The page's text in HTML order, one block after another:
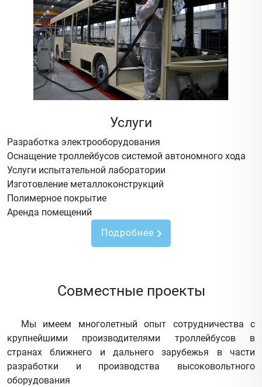
Услуги
Разработка электрооборудования
Оснащение троллейбусов системой автономного хода
Услуги испытательной лаборатории
Изготовление металлоконструкций
Полимерное покрытие
Аренда помещений
Подробнее
Совместные проекты
Мы имеем многолетный опыт сотрудничества с
крупнейшими производителями троллейбусов в
странах ближнего и дальнего зарубежья в части
разработки и производства высоковольтного
оборудования